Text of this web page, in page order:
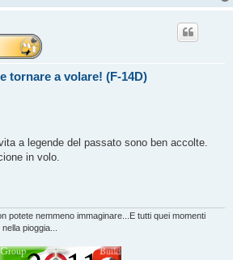
tornare a volare! (F-14D)
a legende del passato sono ben accolte.
in volo.
potete nemmeno immaginare...E tutti quei momenti
pioggia...